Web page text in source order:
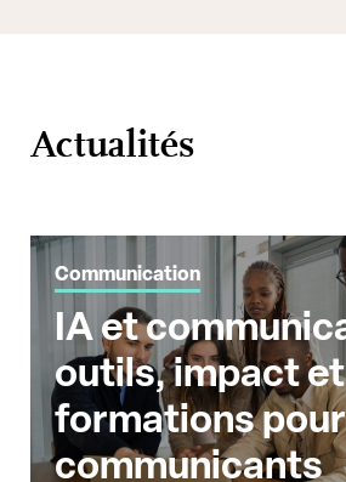
Actualités
Communication
IA et
outils, impact et
formations
communicants